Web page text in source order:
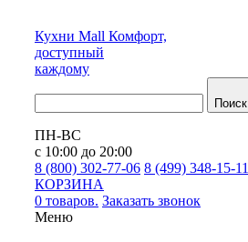
Кухни Mall Комфорт,
доступный
каждому
Поиск
ПН-ВС
с 10:00 до 20:00
8 (800) 302-77-06 8 (499) 348-15-11
КОРЗИНА
0 товаров. Заказать звонок
Меню